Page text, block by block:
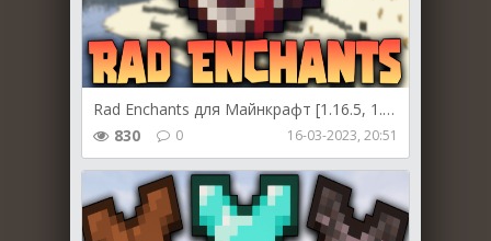
Rad Enchants для Майнкрафт [1.16.5, 1.12.2]
830
0 16-03-2023, 20:51